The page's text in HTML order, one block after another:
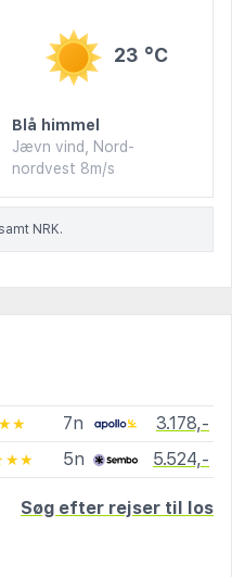
23 °C
Blå himmel
Jævn vind, Nord-
nordvest 8m/s
NRK.
★★ 7n
3.178,-
5n 5.524,-
Søg efter rejser til Ios